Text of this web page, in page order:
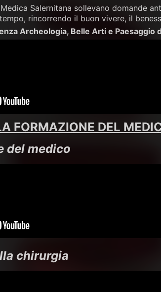
Salernitana sollevano domande
rincorrendo il buon vivere, il
Archeologia, Belle Arti e Paesaggio
FORMAZIONE DEL
del medico
chirurgia